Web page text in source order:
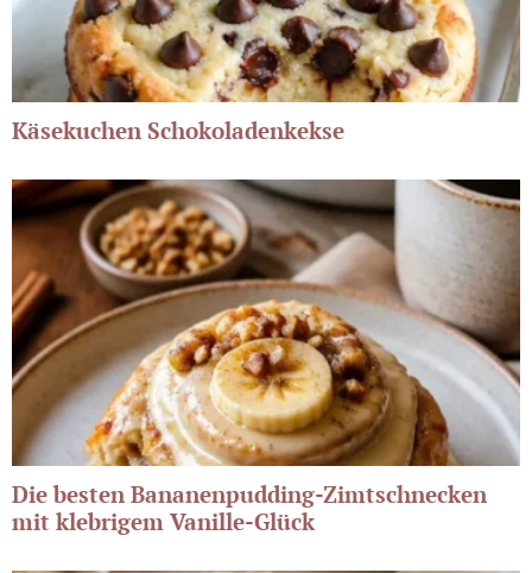
Käsekuchen Schokoladenkekse
Die besten Bananenpudding-Zimtschnecken
mit klebrigem Vanille-Glück